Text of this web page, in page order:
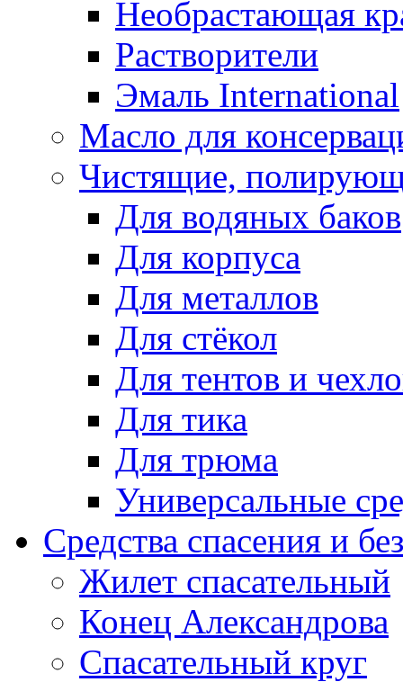
Необрастающая
Растворители
Эмаль International
Масло для
Чистящие,
Для водяных баков
Для корпуса
Для металлов
Для стёкол
Для тентов и
Для тика
Для трюма
Универсальные
Средства спасения и
Жилет спасательный
Конец Александрова
Спасательный круг